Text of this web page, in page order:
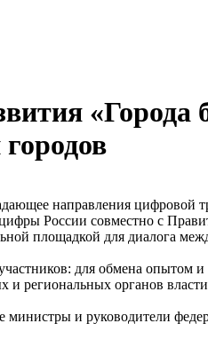
«Города
направления
России совместно с
площадкой для диалога
для обмена опытом
региональных органов
и руководители